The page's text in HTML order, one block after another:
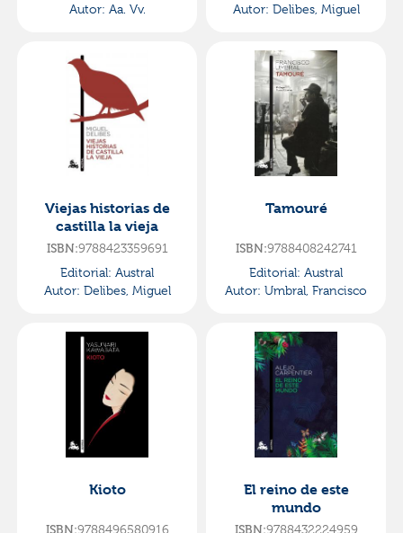
Autor: Aa. Vv.
Autor: Delibes, Miguel
Viejas historias de
castilla la vieja
ISBN:9788423359691
Editorial: Austral
Autor: Delibes, Miguel
Tamouré
ISBN:9788408242741
Editorial: Austral
Autor: Umbral, Francisco
Kioto
9788496580916
El reino de este
mundo
9788432224959